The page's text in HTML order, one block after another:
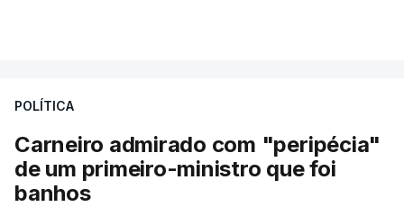
POLÍTICA
Carneiro admirado com "peripécia"
de um primeiro-ministro que foi
banhos